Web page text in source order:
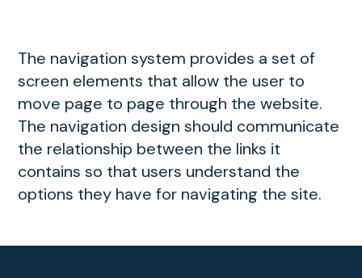
The navigation system provides a set of
screen elements that allow the user to
move page to page through the website.
The navigation design should communicate
the relationship between the links it
contains so that users understand the
options they have for navigating the site.